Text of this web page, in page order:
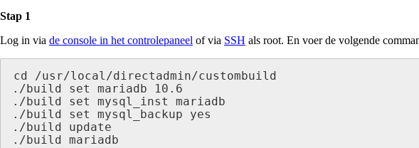
Stap 1
Log in via de console in het controlepaneel of via SSH als root. En voer de volgende
cd /usr/local/directadmin/custombuild
./build set mariadb 10.6
./build set mysql_inst mariadb
./build set mysql_backup yes
./build update
./build mariadb